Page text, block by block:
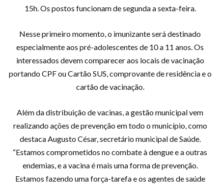
15h. Os postos funcionam de segunda a sexta-feira.
Nesse primeiro momento, o imunizante será destinado
especialmente aos pré-adolescentes de 10 a 11 anos. Os
interessados devem comparecer aos locais de vacinação
portando CPF ou Cartão SUS, comprovante de residência e o
cartão de vacinação.
Além da distribuição de vacinas, a gestão municipal vem
realizando ações de prevenção em todo o município, como
destaca Augusto César, secretário municipal de Saúde.
“Estamos comprometidos no combate à dengue e a outras
endemias, e a vacina é mais uma forma de prevenção.
Estamos fazendo uma força-tarefa e os agentes de saúde